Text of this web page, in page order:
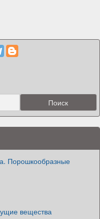
Порошкообразные
вещества